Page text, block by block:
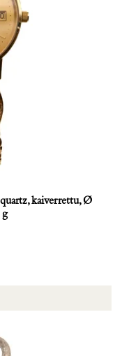
kaiverrettu, Ø
g